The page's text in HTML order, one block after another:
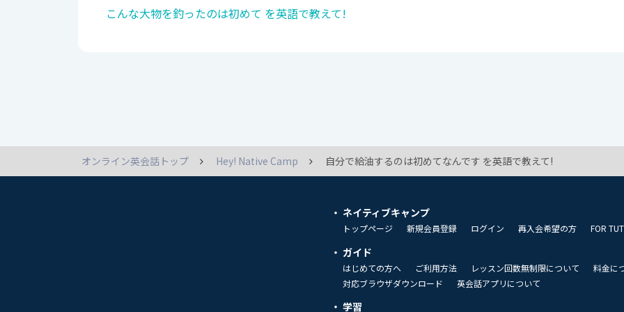
こんな大物を釣ったのは初めて を英語で教えて!
オンライン英会話トップ Hey! Native Camp 自分で給油するのは初めてなんです を英語で教えて!
ネイティブキャンプ
トップページ 新規会員登録 ログイン 再入会希望の方 FOR
ガイド
はじめての方へ ご利用方法 レッスン回数無制限について 料金に
対応ブラウザダウンロード
英会話アプリについて
学習